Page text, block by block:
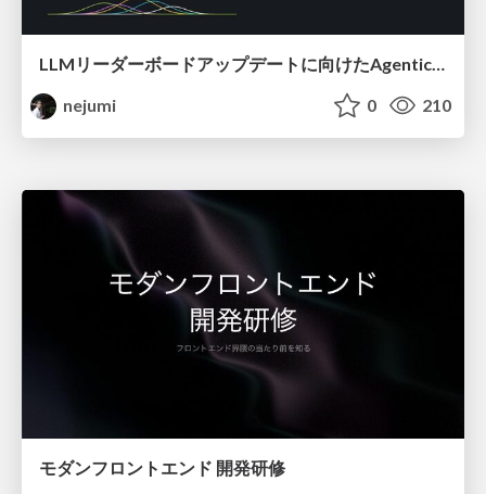
LLMリーダーボードアップデートに向けたAgentic Math_SWEのトレースについて
nejumi
0 210
モダンフロントエンド 開発研修